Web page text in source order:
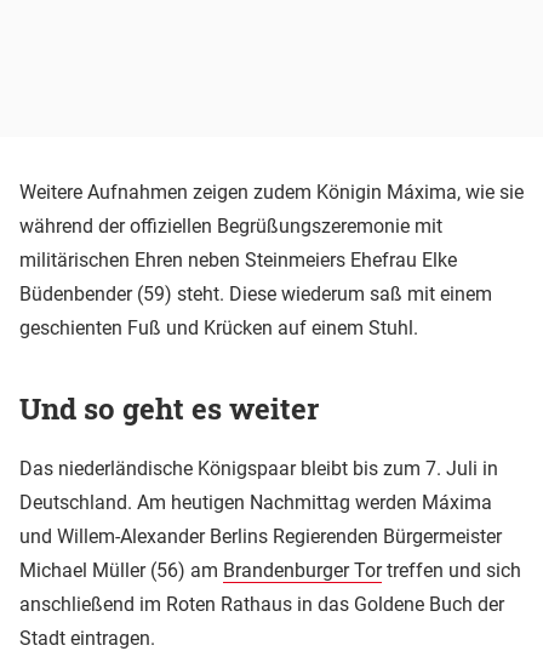
Weitere Aufnahmen zeigen zudem Königin Máxima, wie sie
während der offiziellen Begrüßungszeremonie mit
militärischen Ehren neben Steinmeiers Ehefrau Elke
Büdenbender (59) steht. Diese wiederum saß mit einem
geschienten Fuß und Krücken auf einem Stuhl.
Und so geht es weiter
Das niederländische Königspaar bleibt bis zum 7. Juli in
Deutschland. Am heutigen Nachmittag werden Máxima
und Willem-Alexander Berlins Regierenden Bürgermeister
Michael Müller (56) am Brandenburger Tortreffen und sich
anschließend im Roten Rathaus in das Goldene Buch der
Stadt eintragen.